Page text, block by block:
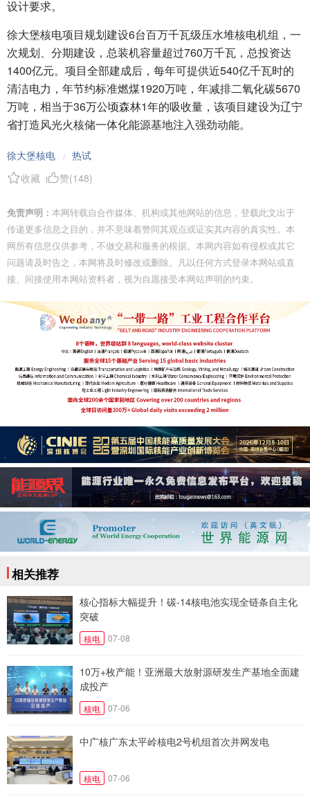
设计要求。
徐大堡核电项目规划建设6台百万千瓦级压水堆核电机组，一
次规划、分期建设，总装机容量超过760万千瓦，总投资达
1400亿元。项目全部建成后，每年可提供近540亿千瓦时的
清洁电力，年节约标准燃煤1920万吨，年减排二氧化碳5670
万吨，相当于36万公顷森林1年的吸收量，该项目建设为辽宁
省打造风光火核储一体化能源基地注入强劲动能。
徐大堡核电 / 热试
收藏
赞(148)
免责声明： 本网转载自合作媒体、机构或其他网站的信息，登载此文出于
传递更多信息之目的，并不意味着赞同其观点或证实其内容的真实性。本
网所有信息仅供参考，不做交易和服务的根据。本网内容如有侵权或其它
问题请及时告之，本网将及时修改或删除。凡以任何方式登录本网站或直
接、间接使用本网站资料者，视为自愿接受本网站声明的约束。
相关推荐
核心指标大幅提升！碳-14核电池实现全链条自主化
突破
核电 07-08
10万+枚产能！亚洲最大放射源研发生产基地全面建
成投产
核电 07-06
中广核广东太平岭核电2号机组首次并网发电
核电 07-06